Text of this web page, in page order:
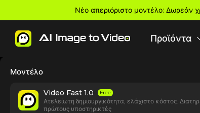
Νέο απεριόριστο μοντέλο: Δωρεάν
Προϊόντα
Μοντέλο
Video Fast 1.0 Free
Ατελείωτη δημιουργικότητα, ελάχιστο κόστος.
πρώτους υποστηρικτές